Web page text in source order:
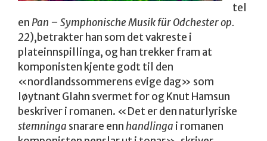
tel
en Pan – Symphonische Musik für Odchester op.
22),betrakter han som det vakreste i
plateinnspillinga, og han trekker fram at
komponisten kjente godt til den
«nordlandssommerens evige dag» som
løytnant Glahn svermet for og Knut Hamsun
beskriver i romanen. «Det er den naturlyriske
stemninga snarare ennhandlinga i romanen